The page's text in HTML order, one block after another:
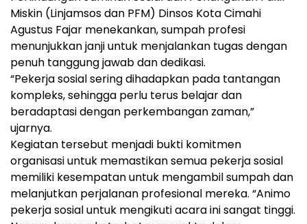
Miskin (Linjamsos dan PFM) Dinsos Kota Cimahi
Agustus Fajar menekankan, sumpah profesi
menunjukkan janji untuk menjalankan tugas dengan
penuh tanggung jawab dan dedikasi.
“Pekerja sosial sering dihadapkan pada tantangan
kompleks, sehingga perlu terus belajar dan
beradaptasi dengan perkembangan zaman,”
ujarnya.
Kegiatan tersebut menjadi bukti komitmen
organisasi untuk memastikan semua pekerja sosial
memiliki kesempatan untuk mengambil sumpah dan
melanjutkan perjalanan profesional mereka. “Animo
pekerja sosial untuk mengikuti acara ini sangat tinggi.